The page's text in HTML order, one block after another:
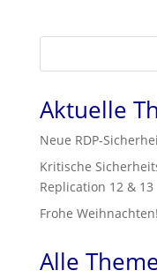
Aktuelle
Neue
Kritische
Replication 12 & 13
Frohe Weihnachten!
Alle